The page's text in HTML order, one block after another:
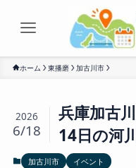
ホーム 東播磨 加古川市
兵庫加古
14日の河
2026
6/18
加古川市
イベント